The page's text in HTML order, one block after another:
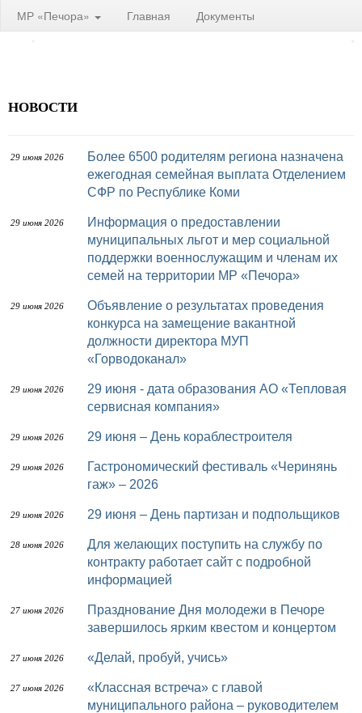
МР «Печора» Главная Документы
НОВОСТИ
29 июня 2026
Более 6500 родителям региона назначена
ежегодная семейная выплата Отделением
СФР по Республике Коми
29 июня 2026
Информация о предоставлении
муниципальных льгот и мер социальной
поддержки военнослужащим и членам их
семей на территории МР «Печора»
29 июня 2026
Объявление о результатах проведения
конкурса на замещение вакантной
должности директора МУП
«Горводоканал»
29 июня 2026
29 июня - дата образования АО «Тепловая
сервисная компания»
29 июня 2026 29 июня – День кораблестроителя
29 июня 2026
Гастрономический фестиваль «Черинянь
гаж» – 2026
29 июня 2026 29 июня – День партизан и подпольщиков
28 июня 2026
Для желающих поступить на службу по
контракту работает сайт с подробной
информацией
27 июня 2026
Празднование Дня молодежи в Печоре
завершилось ярким квестом и концертом
27 июня 2026 «Делай, пробуй, учись»
27 июня 2026
«Классная встреча» с главой
муниципального района – руководителем